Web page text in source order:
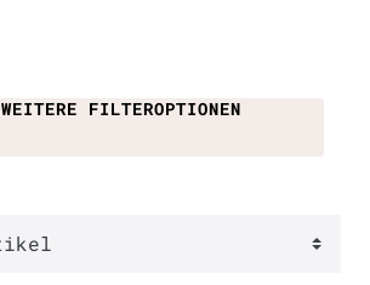
WEITERE FILTEROPTIONEN